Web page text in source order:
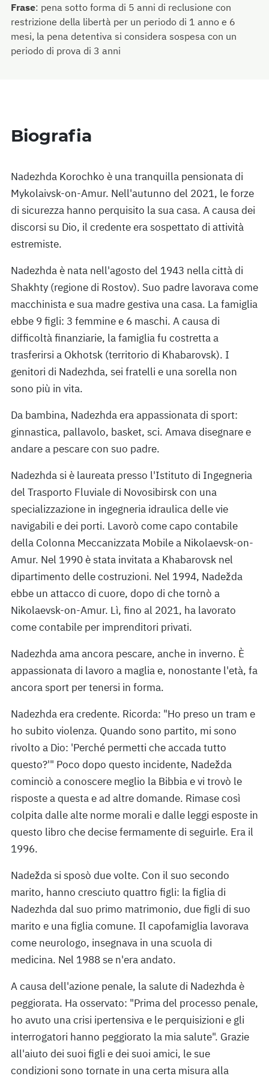
Frase: pena sotto forma di 5 anni di reclusione con
restrizione della libertà per un periodo di 1 anno e 6
mesi, la pena detentiva si considera sospesa con un
periodo di prova di 3 anni
Biografia
Nadezhda Korochko è una tranquilla pensionata di
Mykolaivsk-on-Amur. Nell'autunno del 2021, le forze
di sicurezza hanno perquisito la sua casa. A causa dei
discorsi su Dio, il credente era sospettato di attività
estremiste.
Nadezhda è nata nell'agosto del 1943 nella città di
Shakhty (regione di Rostov). Suo padre lavorava come
macchinista e sua madre gestiva una casa. La famiglia
ebbe 9 figli: 3 femmine e 6 maschi. A causa di
difficoltà finanziarie, la famiglia fu costretta a
trasferirsi a Okhotsk (territorio di Khabarovsk). I
genitori di Nadezhda, sei fratelli e una sorella non
sono più in vita.
Da bambina, Nadezhda era appassionata di sport:
ginnastica, pallavolo, basket, sci. Amava disegnare e
andare a pescare con suo padre.
Nadezhda si è laureata presso l'Istituto di Ingegneria
del Trasporto Fluviale di Novosibirsk con una
specializzazione in ingegneria idraulica delle vie
navigabili e dei porti. Lavorò come capo contabile
della Colonna Meccanizzata Mobile a Nikolaevsk-on-
Amur. Nel 1990 è stata invitata a Khabarovsk nel
dipartimento delle costruzioni. Nel 1994, Nadežda
ebbe un attacco di cuore, dopo di che tornò a
Nikolaevsk-on-Amur. Lì, fino al 2021, ha lavorato
come contabile per imprenditori privati.
Nadezhda ama ancora pescare, anche in inverno. È
appassionata di lavoro a maglia e, nonostante l'età, fa
ancora sport per tenersi in forma.
Nadezhda era credente. Ricorda: "Ho preso un tram e
ho subito violenza. Quando sono partito, mi sono
rivolto a Dio: 'Perché permetti che accada tutto
questo?'" Poco dopo questo incidente, Nadežda
cominciò a conoscere meglio la Bibbia e vi trovò le
risposte a questa e ad altre domande. Rimase così
colpita dalle alte norme morali e dalle leggi esposte in
questo libro che decise fermamente di seguirle. Era il
1996.
Nadežda si sposò due volte. Con il suo secondo
marito, hanno cresciuto quattro figli: la figlia di
Nadezhda dal suo primo matrimonio, due figli di suo
marito e una figlia comune. Il capofamiglia lavorava
come neurologo, insegnava in una scuola di
medicina. Nel 1988 se n'era andato.
A causa dell'azione penale, la salute di Nadezhda è
peggiorata. Ha osservato: "Prima del processo penale,
ho avuto una crisi ipertensiva e le perquisizioni e gli
interrogatori hanno peggiorato la mia salute". Grazie
all'aiuto dei suoi figli e dei suoi amici, le sue
condizioni sono tornate in una certa misura alla